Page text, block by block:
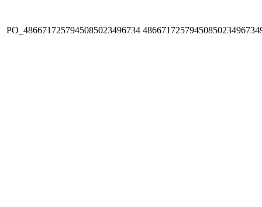
PO_4866717257945085023496734